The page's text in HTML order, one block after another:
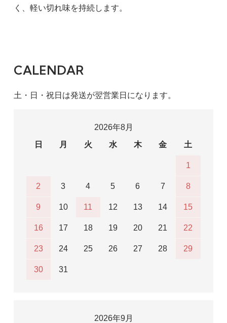
く、軽い切れ味を持続します。
CALENDAR
土・日・祝日は発送が翌営業日になります。
2026年8月
日
月 火 水 木 金 土
1
2 3 4 5 6 7 8
9 10 11 12 13 14 15
16 17 18 19 20 21 22
23 24 25 26 27 28 29
30 31
2026年9月